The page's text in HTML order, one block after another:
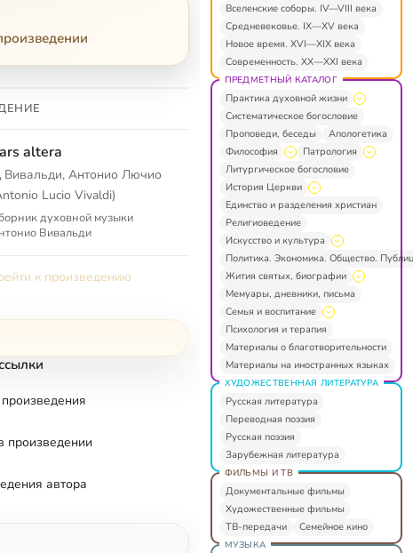
altera
Вивальди, Антонио Лючио
Lucio Vivaldi)
духовной музыки
Вивальди
к произведению
произведении
автора
Вселенские соборы. IV—VIII века
Средневековье. IX—XV века
Новое время. XVI—XIX века
Современность. XX—XXI века
ПРЕДМЕТНЫЙ КАТАЛОГ
Практика духовной жизни
Систематическое богословие
Проповеди, беседы
Апологетика
Философия
Патрология
Литургическое богословие
История Церкви
Единство и разделения христиан
Религиоведение
Искусство и культура
Политика. Экономика. Общество.
Жития святых, биографии
Мемуары, дневники, письма
Семья и воспитание
Психология и терапия
Материалы о благотворительности
Материалы на иностранных языках
ХУДОЖЕСТВЕННАЯ ЛИТЕРАТУРА
Русская литература
Переводная поэзия
Русская поэзия
Зарубежная литература
ФИЛЬМЫ И ТВ
Документальные фильмы
Художественные фильмы
ТВ-передачи
Семейное кино
МУЗЫКА